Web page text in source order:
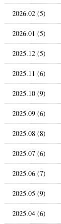
2026.02 (5)
2026.01 (5)
2025.12 (5)
2025.11 (6)
2025.10 (9)
2025.09 (6)
2025.08 (8)
2025.07 (6)
2025.06 (7)
2025.05 (9)
2025.04 (6)